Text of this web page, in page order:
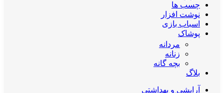
چسب ها
نوشت افزار
اسباب بازی
پوشاک
مردانه
زنانه
بچه گانه
بلاگ
آرایشی و بهداشتی